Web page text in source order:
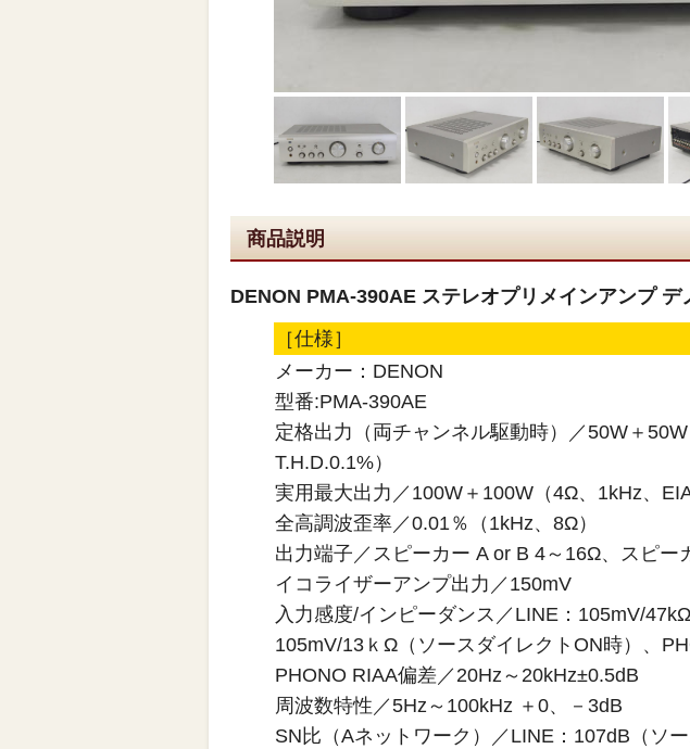
商品説明
DENON PMA-390AE ステレオプリメインアンプ
［仕様］
メーカー：DENON
型番:PMA-390AE
定格出力（両チャンネル駆動時）／50W＋
T.H.D.0.1%）
実用最大出力／100W＋100W（4Ω、1kHz、
全高調波歪率／0.01％（1kHz、8Ω）
出力端子／スピーカー A or B 4～16Ω、スピー
イコライザーアンプ出力／150mV
入力感度/インピーダンス／LINE：105mV/
105mV/13ｋΩ（ソースダイレクトON時）、
PHONO RIAA偏差／20Hz～20kHz±0.5dB
周波数特性／5Hz～100kHz ＋0、－3dB
SN比（Aネットワーク）／LINE：107dB（ソ